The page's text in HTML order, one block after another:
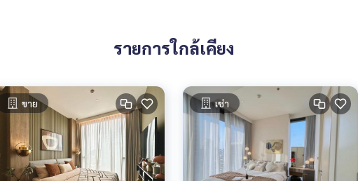
รายการใกล้เคียง
ขาย เช่า